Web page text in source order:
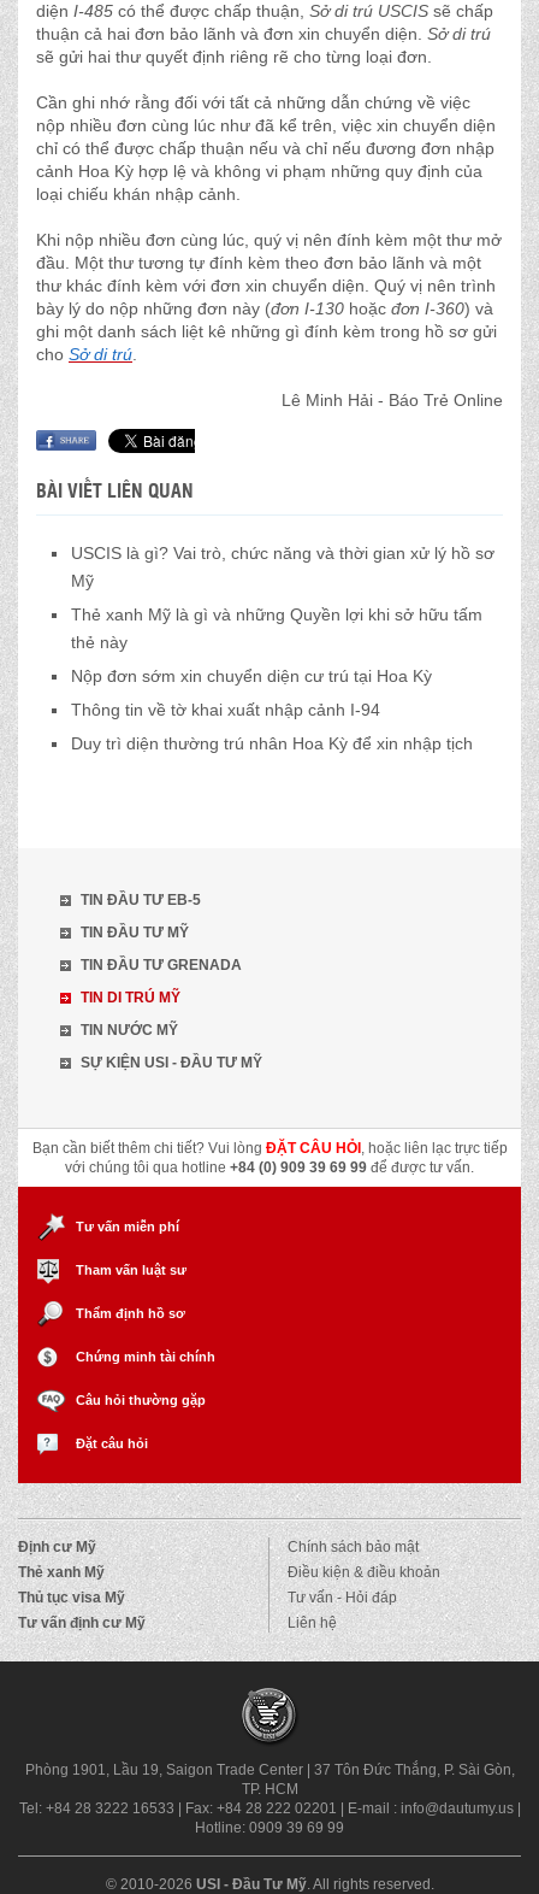
diện I-485 có thể được chấp thuận, Sở di trú USCIS sẽ chấp
thuận cả hai đơn bảo lãnh và đơn xin chuyển diện. Sở di trú
sẽ gửi hai thư quyết định riêng rẽ cho từng loại đơn.
Cần ghi nhớ rằng đối với tất cả những dẫn chứng về việc
nộp nhiều đơn cùng lúc như đã kể trên, việc xin chuyển diện
chỉ có thể được chấp thuận nếu và chỉ nếu đương đơn nhập
cảnh Hoa Kỳ hợp lệ và không vi phạm những quy định của
loại chiếu khán nhập cảnh.
Khi nộp nhiều đơn cùng lúc, quý vị nên đính kèm một thư mở
đầu. Một thư tương tự đính kèm theo đơn bảo lãnh và một
thư khác đính kèm với đơn xin chuyển diện. Quý vị nên trình
bày lý do nộp những đơn này (đơn I-130 hoặc đơn I-360) và
ghi một danh sách liệt kê những gì đính kèm trong hồ sơ gửi
cho Sở di trú
Lê Minh Hải - Báo Trẻ Online
BÀI VIẾT LIÊN QUAN
USCIS là gì? Vai trò, chức năng và thời gian xử lý hồ sơ
Mỹ
Thẻ xanh Mỹ là gì và những Quyền lợi khi sở hữu tấm
thẻ này
Nộp đơn sớm xin chuyển diện cư trú tại Hoa Kỳ
Thông tin về tờ khai xuất nhập cảnh I-94
Duy trì diện thường trú nhân Hoa Kỳ để xin nhập tịch
TIN ĐẦU TƯ EB-5
TIN ĐẦU TƯ MỸ
TIN ĐẦU TƯ GRENADA
TIN DI TRÚ MỸ
TIN NƯỚC MỸ
SỰ KIỆN USI - ĐẦU TƯ MỸ
Bạn cần biết thêm chi tiết? Vui lòng ĐẶT CÂU HỎI, hoặc liên lạc trực tiếp
với chúng tôi qua hotline +84 (0) 909 39 69 99 để được tư vấn.
Tư vấn miễn phí
Tham vấn luật sư
Thẩm định hồ sơ
Chứng minh tài chính
Câu hỏi thường gặp
Đặt câu hỏi
Định cư Mỹ
Thẻ xanh Mỹ
Thủ tục visa Mỹ
Tư vấn định cư Mỹ
Chính sách bảo mật
Điều kiện & điều khoản
Tư vấn - Hỏi đáp
Liên hệ
Phòng 1901, Lầu 19, Saigon Trade Center | 37 Tôn Đức Thắng, P. Sài Gòn,
TP. HCM
Tel: +84 28 3222 16533 | Fax: +84 28 222 02201 | E-mail : info@dautumy.us|
Hotline: 0909 39 69 99
© 2010-2026 USI - Đầu Tư Mỹ. All rights reserved.